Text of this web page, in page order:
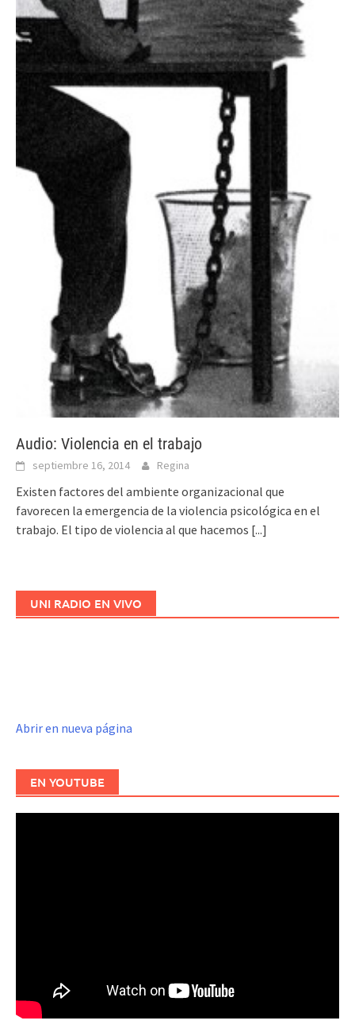
Audio: Violencia en el trabajo
septiembre 16, 2014 Regina
Existen factores del ambiente organizacional que
favorecen la emergencia de la violencia psicológica en el
trabajo. El tipo de violencia al que hacemos [...]
UNI RADIO EN VIVO
Abrir en nueva página
EN YOUTUBE